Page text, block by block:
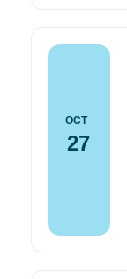
OCT
27